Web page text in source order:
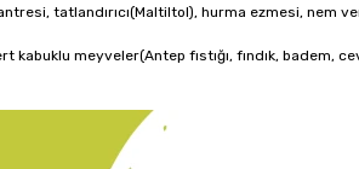
tatlandırıcı(Maltiltol), hurma ezmesi, nem
meyveler(Antep fıstığı, fındık, badem,